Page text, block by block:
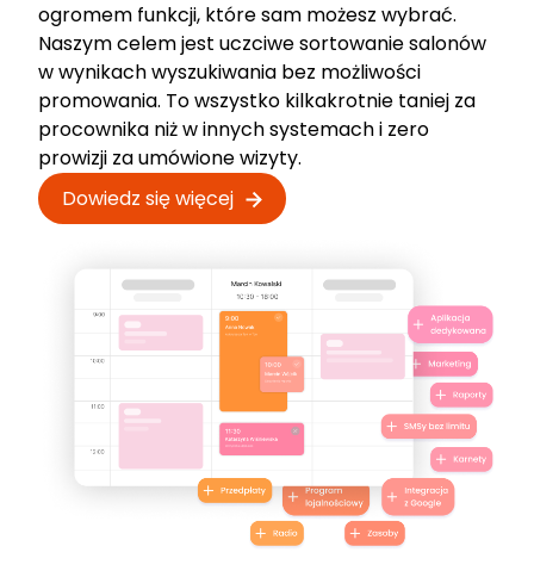
ogromem funkcji, które sam możesz wybrać.
Naszym celem jest uczciwe sortowanie salonów
w wynikach wyszukiwania bez możliwości
promowania. To wszystko kilkakrotnie taniej za
procownika niż w innych systemach i zero
prowizji za umówione wizyty.
Dowiedz się więcej